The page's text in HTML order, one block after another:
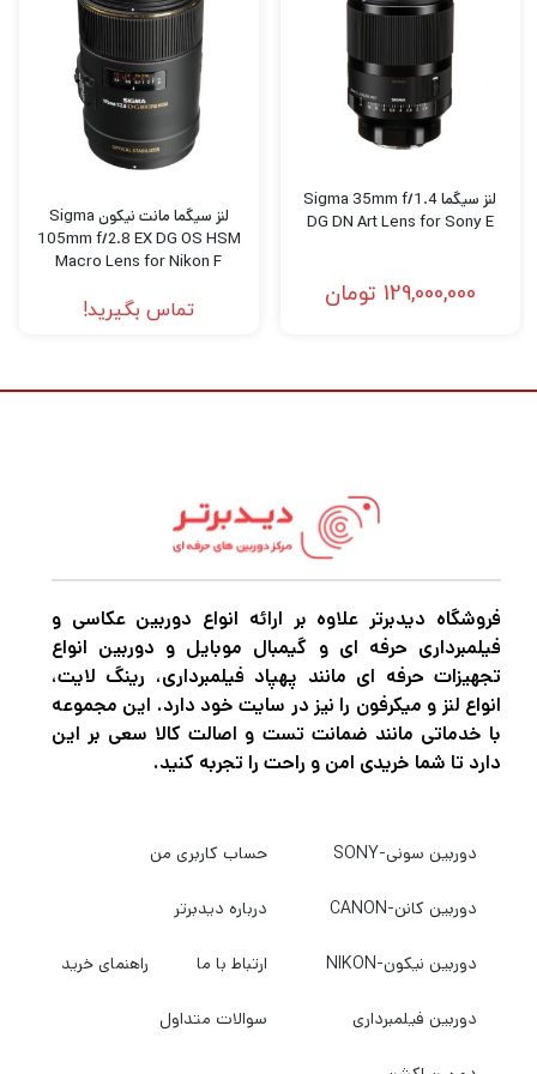
پایین ویژه به کاهش قابل توجهی در انحرافات
رنگی کمک می کند، در حالی که یک جفت عنصر
غیر کروی، با یکی در پشت عدسی قرار می گیرد،
انواع مختلف را به حداقل می رساند. انحرافات و
گروه آماده ارائه روشنایی و وضوح محیطی ثابت
است، حتی زمانی که با حداکثر دیافراگم روشن
f/1.4 کار می کنید. یک پوشش Super Multi روی
و شبح برای کاهش کنتراست و وفاداری رنگ بالاتر
همان اندازه ماهر است که عملکرد فوکوس خودکار
موتور فوکوس همچنین با چرخاندن حلقه فوکوس
برای کنترل دستی دقیق، امکان لغو فوکوس دستی
تمام وقت را در هر زمان فراهم می کند. 9 تیغه
دیافراگم گرد در هنگام کار با تکنیک‌های عمق
سیگما برای کنترل دقیق پارامترهای فوکوس و سایر
ویژگی‌های لنز سازگار است.
فعالیت هستید قطعاً برای این که بتوانید عکس
لنز سیگما Sigma 35mm f/1.4
DG DN Art Lens for Sony E
129,000,000 تومان
لنز سیگما مانت نیکون Sigma
105mm f/2.8 EX DG OS HSM
Macro Lens for Nikon F
تماس بگیرید!
فروشگاه دیدبرتر علاوه بر ارائه انواع دوربین عکاسی و
فیلمبرداری حرفه ای و گیمبال موبایل و دوربین انواع
تجهیزات حرفه ای مانند پهپاد فیلمبرداری، رینگ لایت،
انواع لنز و میکرفون را نیز در سایت خود دارد. این مجموعه
با خدماتی مانند ضمانت تست و اصالت کالا سعی بر این
دارد تا شما خریدی امن و راحت را تجربه کنید.
دوربین سونی-SONY
دوربین کانن-CANON
دوربین نیکون-NIKON
دوربین فیلمبرداری
حساب کاربری من
درباره دیدبرتر
ارتباط با ما راهنمای خرید
سوالات متداول